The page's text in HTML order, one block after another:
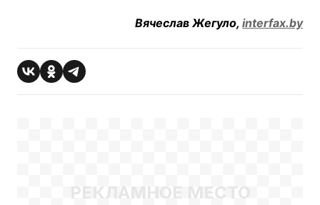
Вячеслав Жегуло, interfax.by
РЕКЛАМНОЕ МЕСТО